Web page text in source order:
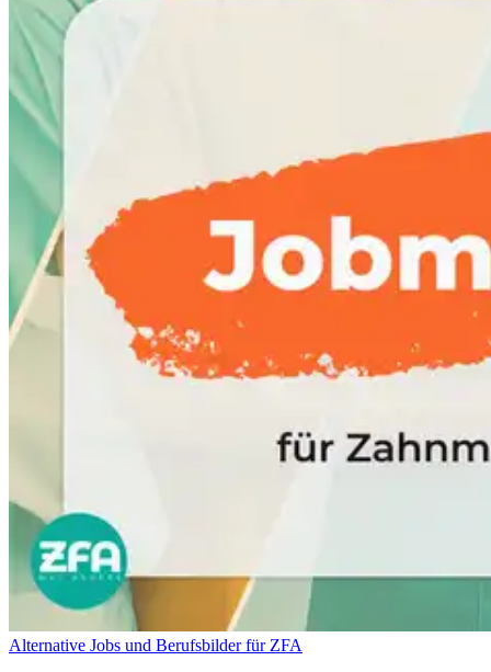
Alternative Jobs und Berufsbilder für ZFA